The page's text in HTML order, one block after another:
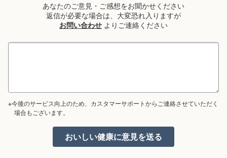
あなたのご意見・ご感想をお聞かせください
返信が必要な場合は、大変恐れ入りますが
お問い合わせ よりご連絡ください
※今後のサービス向上のため、カスタマーサポートからご連絡させていただく
場合もございます。